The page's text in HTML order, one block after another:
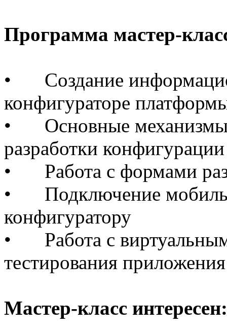
Программа мастер-
•
Создание
конфигураторе
•
Основные
разработки конфигурации
•
Работа с формами
•
Подключение
конфигуратору
•
Работа с
тестирования приложения
Мастер-класс интересен: